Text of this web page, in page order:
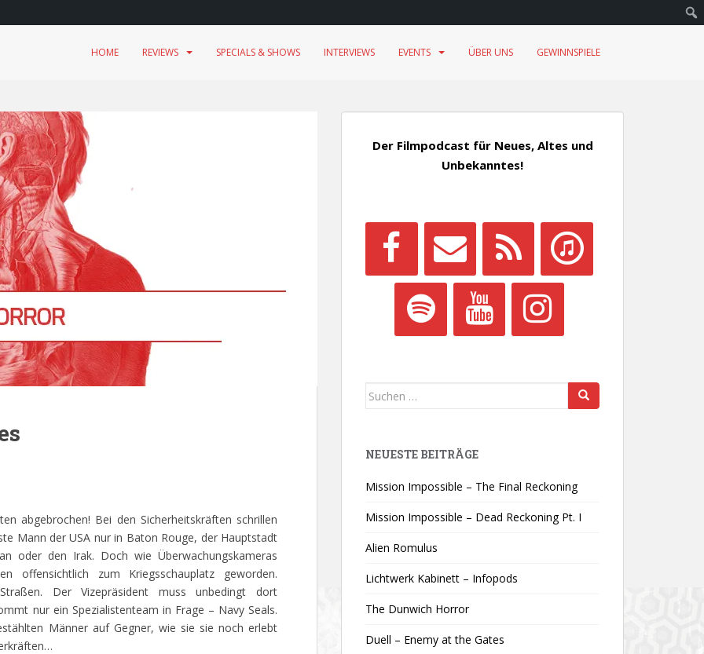
HOME REVIEWS SPECIALS & SHOWS INTERVIEWS EVENTS ÜBER UNS GEWINNSPIELE
abgebrochen! Bei den Sicherheitskräften schrillen
Mann der USA nur in Baton Rouge, der Hauptstadt
oder den Irak. Doch wie Überwachungskameras
offensichtlich zum Kriegsschauplatz geworden.
Der Vizepräsident muss unbedingt dort
nur ein Spezialistenteam in Frage – Navy Seals.
Männer auf Gegner, wie sie sie noch erlebt
Der Filmpodcast für Neues, Altes und
Unbekanntes!
Suchen
NEUESTE BEITRÄGE
Mission Impossible – The Final Reckoning
Mission Impossible – Dead Reckoning Pt. I
Alien Romulus
Lichtwerk Kabinett – Infopods
The Dunwich Horror
Duell – Enemy at the Gates